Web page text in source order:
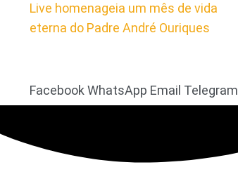
Live homenageia um mês de vida
eterna do Padre André Ouriques
Facebook WhatsApp Email Telegram